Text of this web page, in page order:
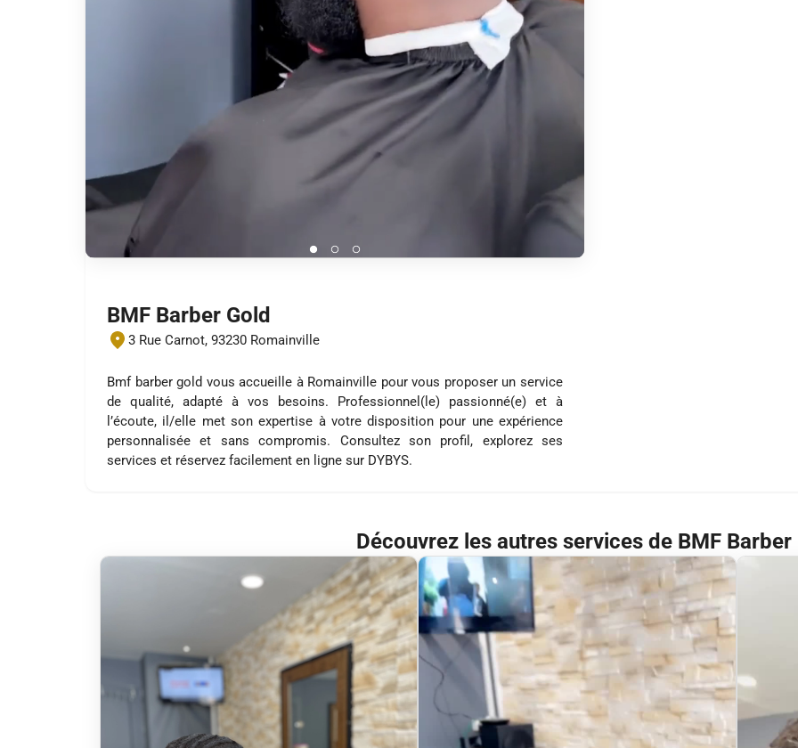
BMF Barber Gold
3 Rue Carnot, 93230 Romainville
Bmf barber gold vous accueille à Romainville pour vous proposer un service
de qualité, adapté à vos besoins. Professionnel(le) passionné(e) et à
l’écoute, il/elle met son expertise à votre disposition pour une expérience
personnalisée et sans compromis. Consultez son profil, explorez ses
services et réservez facilement en ligne sur DYBYS.
Découvrez les autres services de BMF Barber